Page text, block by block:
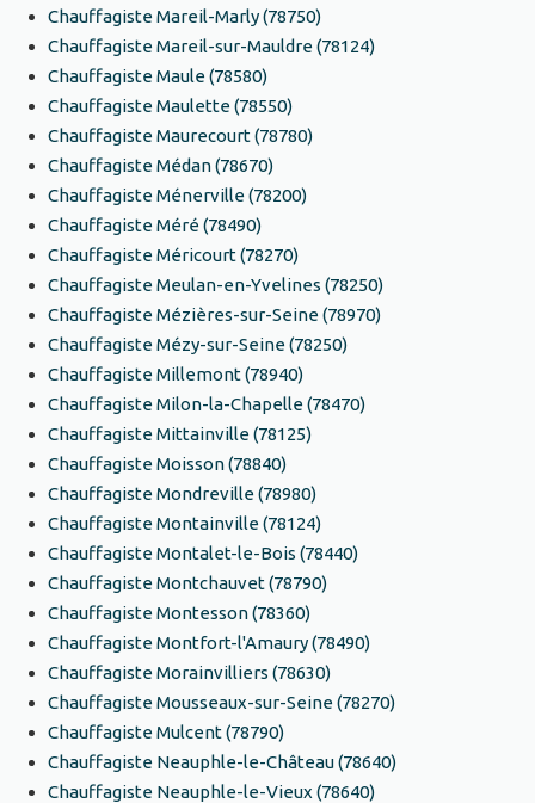
Chauffagiste Mareil-Marly (78750)
Chauffagiste Mareil-sur-Mauldre (78124)
Chauffagiste Maule (78580)
Chauffagiste Maulette (78550)
Chauffagiste Maurecourt (78780)
Chauffagiste Médan (78670)
Chauffagiste Ménerville (78200)
Chauffagiste Méré (78490)
Chauffagiste Méricourt (78270)
Chauffagiste Meulan-en-Yvelines (78250)
Chauffagiste Mézières-sur-Seine (78970)
Chauffagiste Mézy-sur-Seine (78250)
Chauffagiste Millemont (78940)
Chauffagiste Milon-la-Chapelle (78470)
Chauffagiste Mittainville (78125)
Chauffagiste Moisson (78840)
Chauffagiste Mondreville (78980)
Chauffagiste Montainville (78124)
Chauffagiste Montalet-le-Bois (78440)
Chauffagiste Montchauvet (78790)
Chauffagiste Montesson (78360)
Chauffagiste Montfort-l'Amaury (78490)
Chauffagiste Morainvilliers (78630)
Chauffagiste Mousseaux-sur-Seine (78270)
Chauffagiste Mulcent (78790)
Chauffagiste Neauphle-le-Château (78640)
Chauffagiste Neauphle-le-Vieux (78640)